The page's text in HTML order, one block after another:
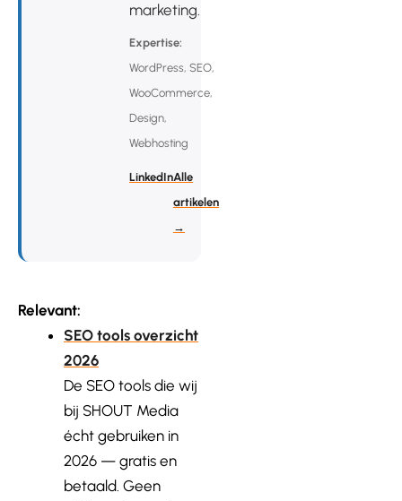
marketing.
Expertise:
WordPress, SEO,
WooCommerce,
Design,
Webhosting
LinkedInAlle
artikelen
→
Relevant:
SEO tools overzicht
2026
De SEO tools die wij
bij SHOUT Media
écht gebruiken in
2026 — gratis en
betaald. Geen